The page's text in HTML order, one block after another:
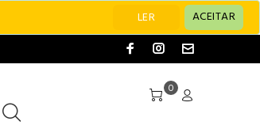
LER
ACEITAR
0